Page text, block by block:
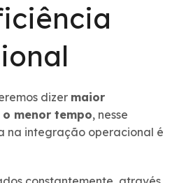
dizer maior
menor tempo, nesse
na integração operacional é